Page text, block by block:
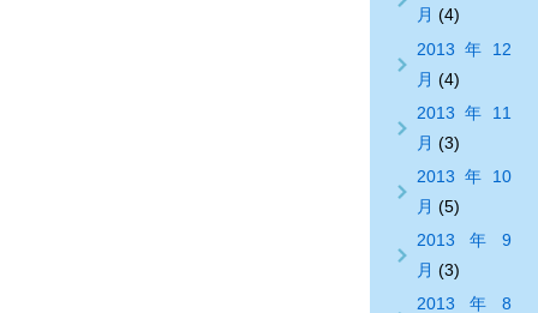
月 (4)
2013年12
月 (4)
2013年11
月 (3)
2013年10
月 (5)
2013年9
月 (3)
2013年8